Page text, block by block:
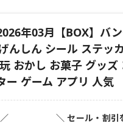
年03月【BOX】バ
んしん シール ステッ
おかし お菓子 グッ
ー ゲーム アプリ 人気
＼ セール・割引